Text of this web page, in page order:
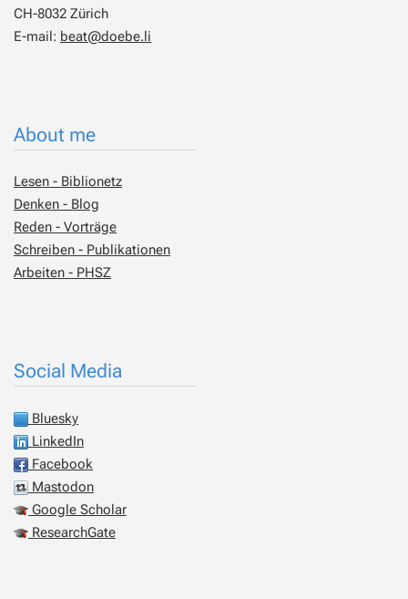
CH-8032 Zürich
E-mail: beat@doebe.li
About me
Lesen - Biblionetz
Denken - Blog
Reden - Vorträge
Schreiben - Publikationen
Arbeiten - PHSZ
Social Media
Bluesky
LinkedIn
Facebook
Mastodon
Google Scholar
ResearchGate